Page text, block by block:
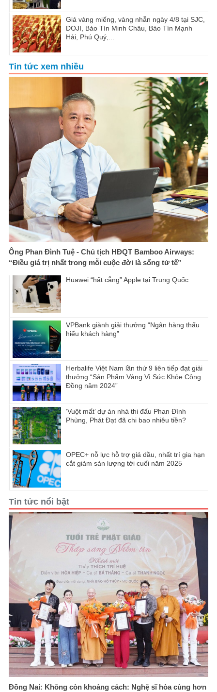
Giá vàng miếng, vàng nhẫn ngày 4/8 tại SJC,
DOJI, Bảo Tín Minh Châu, Bảo Tín Mạnh
Hải, Phú Quý,...
Tin tức xem nhiều
Ông Phan Đình Tuệ - Chủ tịch HĐQT Bamboo Airways:
“Điều giá trị nhất trong mỗi cuộc đời là sống tử tế”
Huawei “hất cẳng” Apple tại Trung Quốc
VPBank giành giải thưởng “Ngân hàng thấu
hiểu khách hàng”
Herbalife Việt Nam lần thứ 9 liên tiếp đạt giải
thưởng “Sản Phẩm Vàng Vì Sức Khỏe Cộng
Đồng năm 2024”
‘Vuột mất’ dự án nhà thi đấu Phan Đình
Phùng, Phát Đạt đã chi bao nhiêu tiền?
OPEC+ nỗ lực hỗ trợ giá dầu, nhất trí gia hạn
cắt giảm sản lượng tới cuối năm 2025
Tin tức nổi bật
Đồng Nai: Không còn khoảng cách: Nghệ sĩ hòa cùng hơn